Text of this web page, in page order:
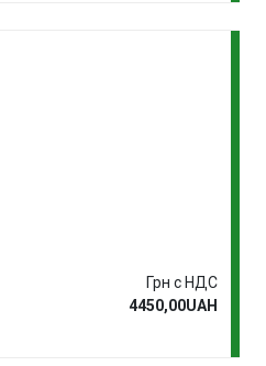
Грн с НДС
4450,00UAH